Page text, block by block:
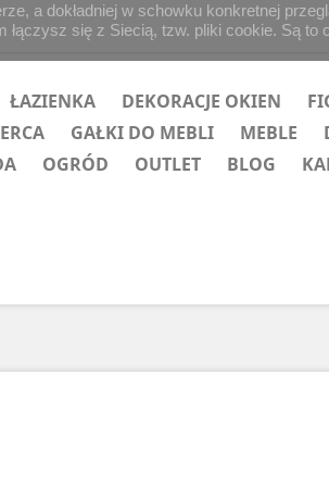
ŁAZIENKA DEKORACJE OKIEN
GAŁKI DO MEBLI MEBLE
OGRÓD OUTLET BLOG
a dokładniej w schowku konkretnej
się z Siecią, tzw. pliki cookie. Są to